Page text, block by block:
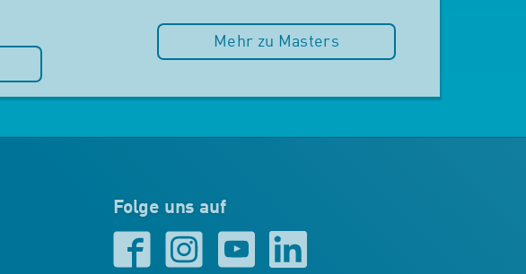
Mehr zu Masters
Folge uns auf